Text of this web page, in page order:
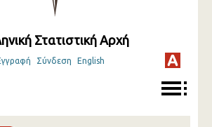
Στατιστική Αρχή
Σύνδεση English